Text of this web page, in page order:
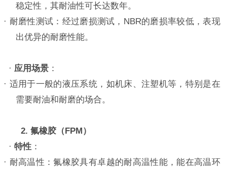
稳定性，其耐油性可长达数年。
· 耐磨性测试：经过磨损测试， NBR的磨损率较低，表现
出优异的耐磨性能。
·应用场景 ：
· 适用于一般的液压系统，如机床、注塑机等，特别是在
需要耐油和耐磨的场合。
2. 氟橡胶（FPM）
·特性 ：
· 耐高温性：氟橡胶具有卓越的耐高温性能，能在高温环